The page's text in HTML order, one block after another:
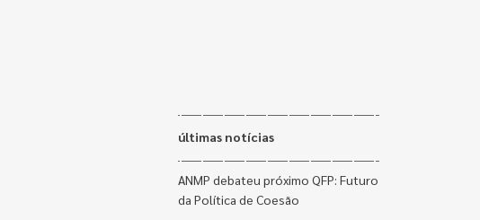
últimas notícias
ANMP debateu próximo QFP: Futuro
da Política de Coesão